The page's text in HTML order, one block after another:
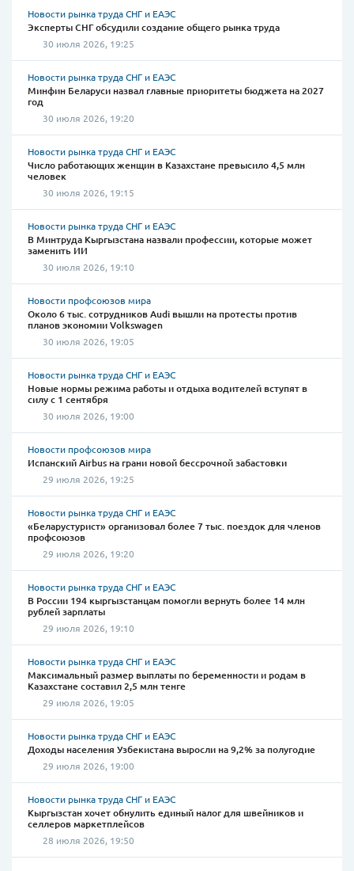
Новости рынка труда СНГ и ЕАЭС
Эксперты СНГ обсудили создание общего рынка труда
30 июля 2026, 19:25
Новости рынка труда СНГ и ЕАЭС
Минфин Беларуси назвал главные приоритеты бюджета на 2027
год
30 июля 2026, 19:20
Новости рынка труда СНГ и ЕАЭС
Число работающих женщин в Казахстане превысило 4,5 млн
человек
30 июля 2026, 19:15
Новости рынка труда СНГ и ЕАЭС
В Минтруда Кыргызстана назвали профессии, которые может
заменить ИИ
30 июля 2026, 19:10
Новости профсоюзов мира
Около 6 тыс. сотрудников Audi вышли на протесты против
планов экономии Volkswagen
30 июля 2026, 19:05
Новости рынка труда СНГ и ЕАЭС
Новые нормы режима работы и отдыха водителей вступят в
силу с 1 сентября
30 июля 2026, 19:00
Новости профсоюзов мира
Испанский Airbus на грани новой бессрочной забастовки
29 июля 2026, 19:25
Новости рынка труда СНГ и ЕАЭС
«Беларустурист» организовал более 7 тыс. поездок для членов
профсоюзов
29 июля 2026, 19:20
Новости рынка труда СНГ и ЕАЭС
В России 194 кыргызстанцам помогли вернуть более 14 млн
рублей зарплаты
29 июля 2026, 19:10
Новости рынка труда СНГ и ЕАЭС
Максимальный размер выплаты по беременности и родам в
Казахстане составил 2,5 млн тенге
29 июля 2026, 19:05
Новости рынка труда СНГ и ЕАЭС
Доходы населения Узбекистана выросли на 9,2% за полугодие
29 июля 2026, 19:00
Новости рынка труда СНГ и ЕАЭС
Кыргызстан хочет обнулить единый налог для швейников и
селлеров маркетплейсов
28 июля 2026, 19:50